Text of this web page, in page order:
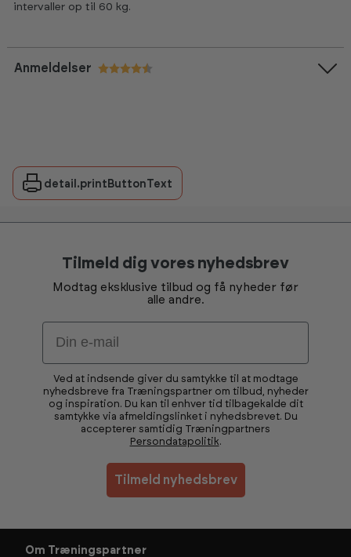
intervaller op til 60 kg.
Anmeldelser
detail.printButtonText
Tilmeld dig vores nyhedsbrev
Modtag eksklusive tilbud og få nyheder før
alle andre.
Email
Ved at indsende giver du samtykke til at modtage
nyhedsbreve fra Træningspartner om tilbud, nyheder
og inspiration. Du kan til enhver tid tilbagekalde dit
samtykke via afmeldingslinket i nyhedsbrevet. Du
accepterer samtidig Træningpartners
Persondatapolitik.
Tilmeld nyhedsbrev
Om Træningspartner